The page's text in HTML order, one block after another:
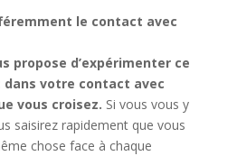
le contact avec
propose d’expérimenter ce
dans votre contact avec
vous croisez. Si vous vous y
saisirez rapidement que vous
chose face à chaque